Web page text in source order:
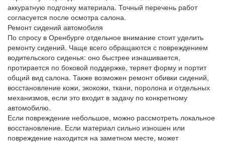
аккуратную подгонку материала. Точный перечень работ
согласуется после осмотра салона.
Ремонт сидений автомобиля
По спросу в Оренбурге отдельное внимание стоит уделить
ремонту сидений. Чаще всего обращаются с повреждением
водительского сиденья: оно быстрее изнашивается,
протирается по боковой поддержке, теряет форму и портит
общий вид салона. Также возможен ремонт обивки сидений,
восстановление кожи, экокожи, ткани, поролона и отдельных
механизмов, если это входит в задачу по конкретному
автомобилю.
Если повреждение небольшое, можно рассмотреть локальное
восстановление. Если материал сильно изношен или
повреждение находится на заметном месте, может